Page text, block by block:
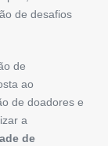
de desafios
de
ao
de doadores e
a
de